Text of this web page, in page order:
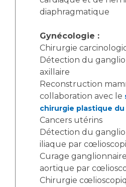
diaphragmatique
Gynécologie :
Chirurgie
Détection du
axillaire
Reconstruction
collaboration avec le
chirurgie plastique du
Cancers utérins
Détection du
iliaque par
Curage
aortique par
Chirurgie